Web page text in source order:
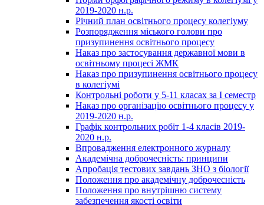
2019-2020 н.р.
Річний план освітнього процесу колегіуму
Розпорядження міського голови про
призупинення освітнього процесу
Наказ про застосування державної мови в
освітньому процесі ЖМК
Наказ про призупинення освітнього процесу
в колегіумі
Контрольні роботи у 5-11 класах за І семестр
Наказ про організацію освітнього процесу у
2019-2020 н.р.
Графік контрольних робіт 1-4 класів 2019-
2020 н.р.
Впровадження електронного журналу
Академічна доброчесність: принципи
Апробація тестових завдань ЗНО з біології
Положення про академічну доброчесність
Положення про внутрішню систему
забезпечення якості освіти